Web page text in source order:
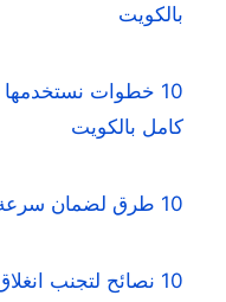
بالكويت
10 خطوات نستخدمها
كامل بالكويت
10 طرق لضمان سرعة وجودة فتح الأقفال بالكويت
10 نصائح لتجنب